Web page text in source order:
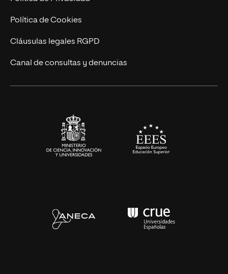
Cursos Universitarios
Actualidad
UNIR Revista
Eventos
Política de Cookies
Cláusulas legales RGPD
Canal de consultas y denuncias